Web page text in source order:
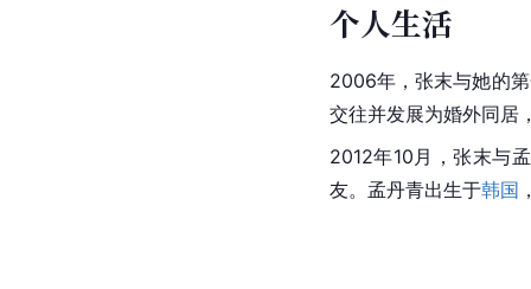
个人生活
2006年，张末与她的
交往并发展为婚外同居
2012年10月，张末与
友。孟丹青出生于韩国